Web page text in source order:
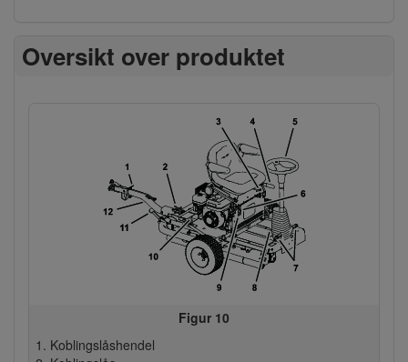
Oversikt over produktet
Figur 10
Koblingslåshendel